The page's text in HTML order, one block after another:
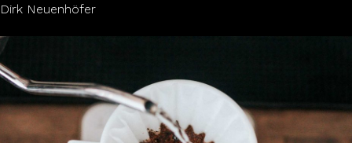
Dirk Neuenhöfer